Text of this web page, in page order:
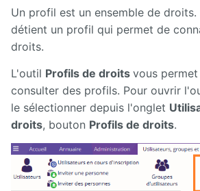
d'administration
Manuel de
et
d'intégration
Manuel
de
mise à
jour
Releases
Un profil est un ensemble de
détient un profil qui permet de
droits.
L'outil Profils de droits vous
consulter des profils. Pour ouvrir
le sélectionner depuis l'onglet
droits, bouton Profils de droits.